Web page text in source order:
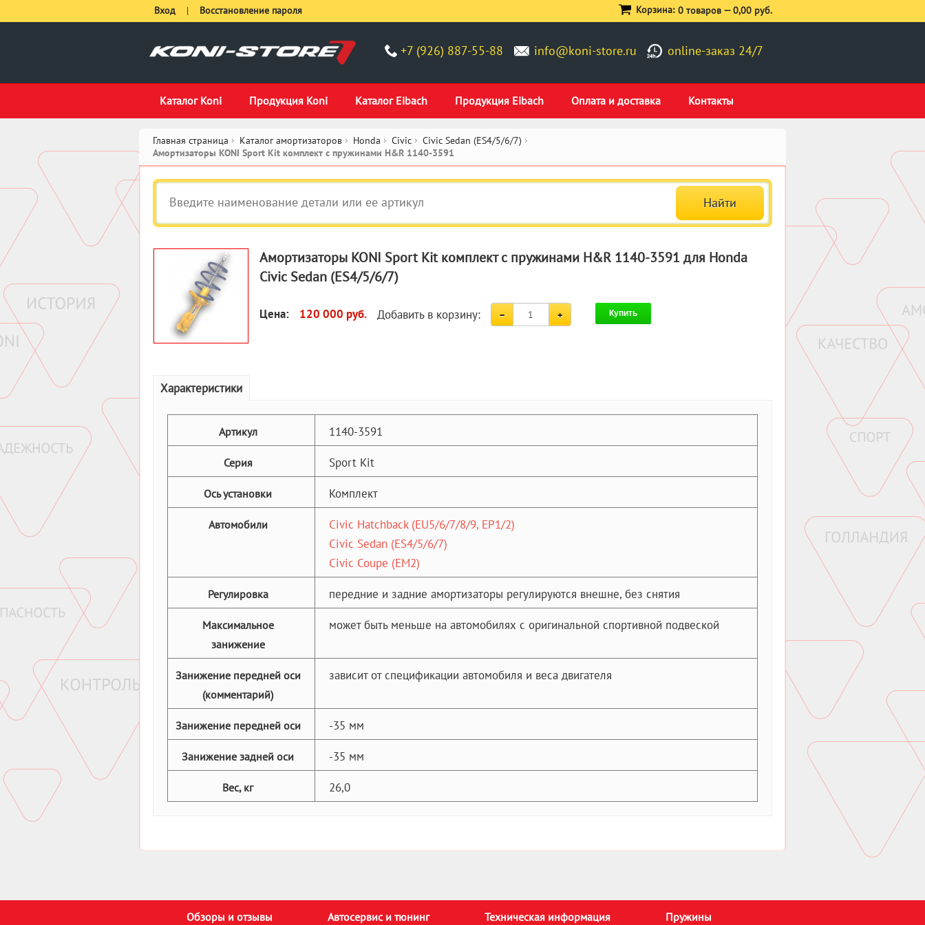
+7 (926) 887-55-88 info@koni-store.ru online-заказ 24/7
Каталог Koni Продукция Koni Каталог Eibach Продукция Eibach Оплата и доставка Контакты
Вход | Восстановление пароля Корзина: 0 товаров —0,00 руб.
Главная страница Каталог амортизаторов Honda Civic Civic Sedan (ES4/5/6/7)
Амортизаторы KONI Sport Kit комплект c пружинами H&R 1140-3591
Амортизаторы KONI Sport Kit комплект c пружинами H&R 1140-3591 для Honda
Civic Sedan (ES4/5/6/7)
Цена: 120 000 руб. Добавить в корзину: Купить
Характеристики
Артикул 1140-3591
Серия Sport Kit
Ось установки Комплект
Автомобили
Civic Hatchback (EU5/6/7/8/9, EP1/2)
Civic Sedan (ES4/5/6/7)
Civic Coupe (EM2)
Регулировка передние и задние амортизаторы регулируются внешне, без снятия
Максимальное
занижение
может быть меньше на автомобилях с оригинальной спортивной подвеской
Занижение передней оси
(комментарий)
зависит от спецификации автомобиля и веса двигателя
Занижение передней оси -35 мм
Занижение задней оси -35 мм
Вес, кг 26,0
Обзоры и отзывы Автосервис и тюнинг Техническая информация Пружины